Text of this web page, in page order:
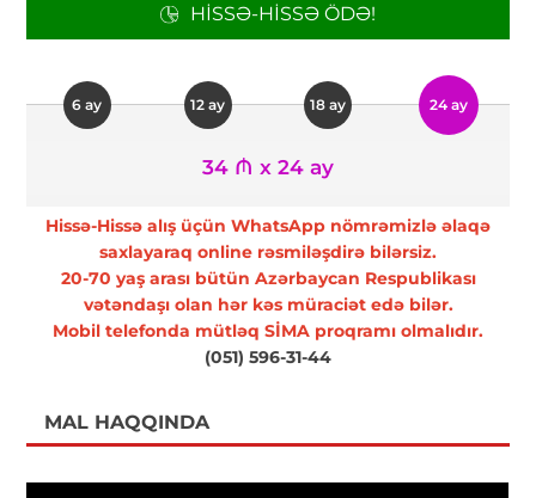
HISSƏ-HISSƏ ÖDƏ!
6 ay 12 ay 18 ay 24 ay
34 ₼ x 24 ay
Hissə-Hissə alış üçün WhatsApp nömrəmizlə əlaqə
saxlayaraq online rəsmiləşdirə bilərsiz.
20-70 yaş arası bütün Azərbaycan Respublikası
vətəndaşı olan hər kəs müraciət edə bilər.
Mobil telefonda mütləq SİMA proqramı olmalıdır.
(051) 596-31-44
MAL HAQQINDA